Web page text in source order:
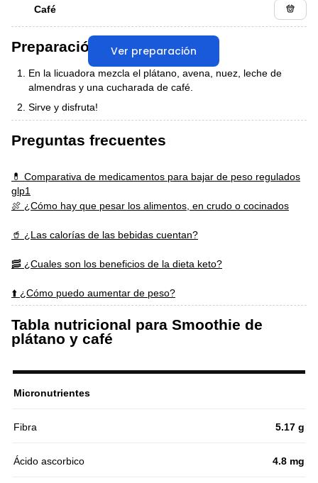
Café
Ver preparación
Preparación
En la licuadora mezcla el plátano, avena, nuez, leche de
almendras y una cucharada de café.
Sirve y disfruta!
Preguntas frecuentes
💊 Comparativa de medicamentos para bajar de peso regulados
glp1
🍖 ¿Cómo hay que pesar los alimentos, en crudo o cocinados
🥤 ¿Las calorías de las bebidas cuentan?
🥓 ¿Cuales son los beneficios de la dieta keto?
⬆️ ¿Cómo puedo aumentar de peso?
Tabla nutricional para Smoothie de
plátano y café
Micronutrientes
Fibra 5.17 g
Ácido ascorbico 4.8 mg